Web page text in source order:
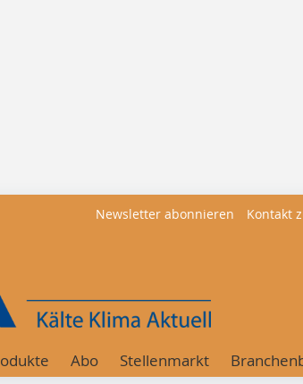
Newsletter abonnieren Kontakt
Abo Stellenmarkt